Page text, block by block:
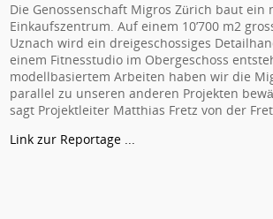
Die Genossenschaft Migros Zürich baut ein
Einkaufszentrum. Auf einem 10’700 m2
Uznach wird ein dreigeschossiges
einem Fitnesstudio im Obergeschoss
modellbasiertem Arbeiten haben wir die
parallel zu unseren anderen Projekten
sagt Projektleiter Matthias Fretz von der
Link zur Reportage ...